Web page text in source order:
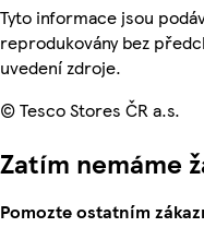
Tyto informace jsou
reprodukovány bez
uvedení zdroje.
© Tesco Stores ČR a.s.
Zatím nemáme
Pomozte ostatním